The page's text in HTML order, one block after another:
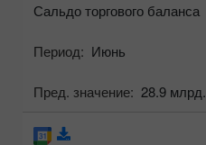
Сальдо торгового баланса
Период: Июнь
Пред. значение: 28.9 млрд.